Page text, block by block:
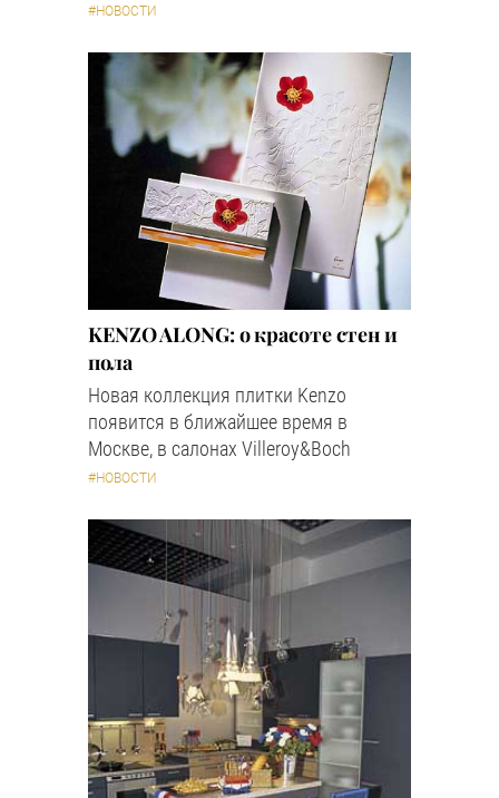
#НОВОСТИ
KENZO ALONG: о красоте стен и
пола
Новая коллекция плитки Kenzo
появится в ближайшее время в
Москве, в салонах Villeroy&Boch
#НОВОСТИ